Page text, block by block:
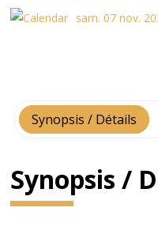
sam. 07 nov.
Synopsis / Détails
Synopsis /